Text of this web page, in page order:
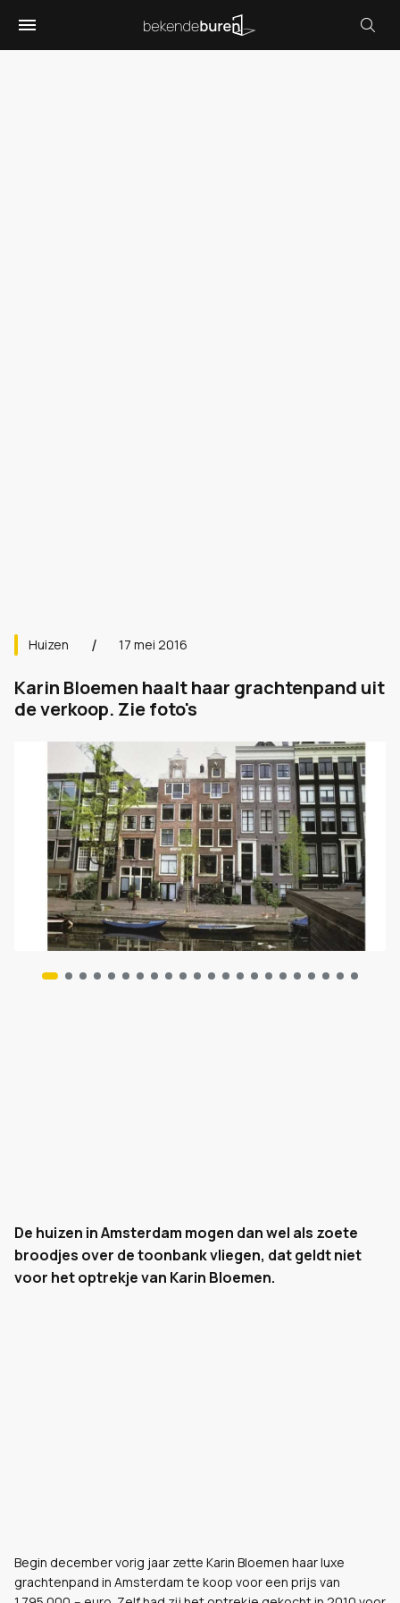
Huizen 17 mei 2016
Karin Bloemen haalt haar grachtenpand uit
de verkoop. Zie foto's
De huizen in Amsterdam mogen dan wel als zoete
broodjes over de toonbank vliegen, dat geldt niet
voor het optrekje van Karin Bloemen.
Begin december vorig jaar zette Karin Bloemen haar luxe
grachtenpand in Amsterdam te koop voor een prijs van